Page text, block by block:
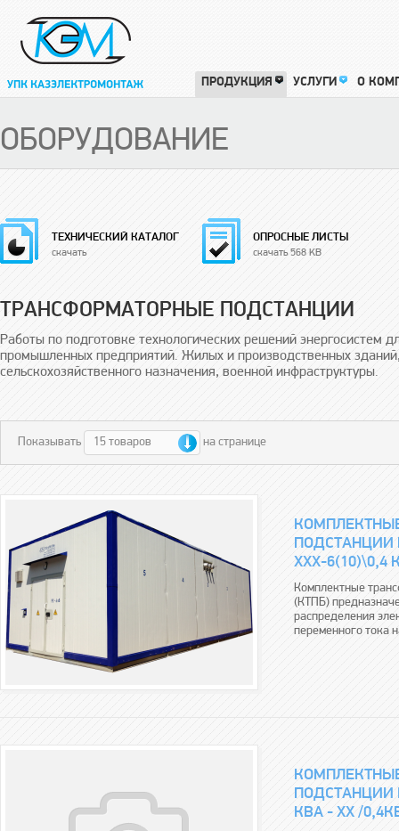
ПРОДУКЦИЯ УСЛУГИ О
ОБОРУДОВАНИЕ
ТЕХНИЧЕСКИЙ КАТАЛОГ
скачать
ОПРОСНЫЕ ЛИСТЫ
скачать 568 KB
ТРАНСФОРМАТОРНЫЕ ПОДСТАНЦИИ
Работы по подготовке технологических решений
промышленных предприятий. Жилых и производственных
сельскохозяйственного назначения, военной инфраструктуры.
Показывать 15 товаров на странице
ПОДСТАНЦИИ
ХХХ-6(10)\0,4
Комплектные
(КТПБ)
распределения
переменного тока
ПОДСТАНЦИИ
КВА - ХХ /